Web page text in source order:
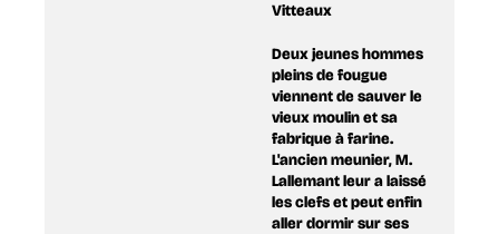
Vitteaux
Deux jeunes hommes
pleins de fougue
viennent de sauver le
vieux moulin et sa
fabrique à farine.
L'ancien meunier, M.
Lallemant leur a laissé
les clefs et peut enfin
aller dormir sur ses